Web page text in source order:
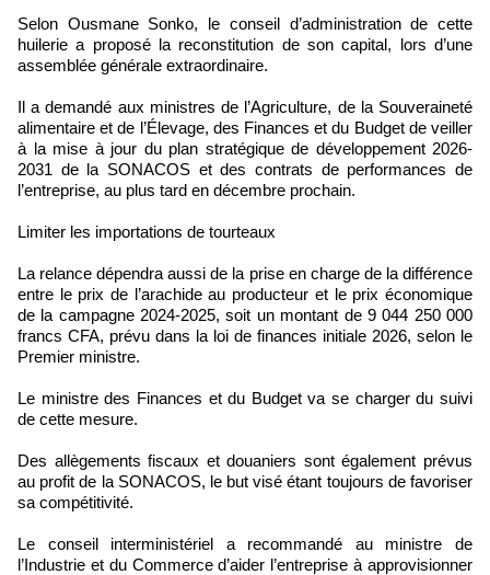
Selon Ousmane Sonko, le conseil d’administration de cette
huilerie a proposé la reconstitution de son capital, lors d’une
assemblée générale extraordinaire.
Il a demandé aux ministres de l’Agriculture, de la Souveraineté
alimentaire et de l’Élevage, des Finances et du Budget de veiller
à la mise à jour du plan stratégique de développement 2026-
2031 de la SONACOS et des contrats de performances de
l’entreprise, au plus tard en décembre prochain.
Limiter les importations de tourteaux
La relance dépendra aussi de la prise en charge de la différence
entre le prix de l’arachide au producteur et le prix économique
de la campagne 2024-2025, soit un montant de 9 044 250 000
francs CFA, prévu dans la loi de finances initiale 2026, selon le
Premier ministre.
Le ministre des Finances et du Budget va se charger du suivi
de cette mesure.
Des allègements fiscaux et douaniers sont également prévus
au profit de la SONACOS, le but visé étant toujours de favoriser
sa compétitivité.
Le conseil interministériel a recommandé au ministre de
l’Industrie et du Commerce d’aider l’entreprise à approvisionner